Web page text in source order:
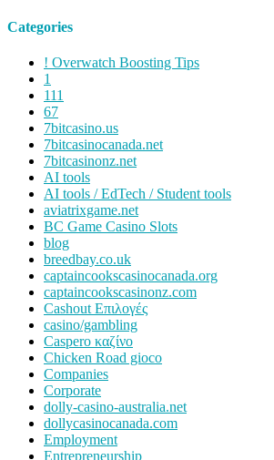
Categories
! Overwatch Boosting Tips
1
111
67
7bitcasino.us
7bitcasinocanada.net
7bitcasinonz.net
AI tools
AI tools / EdTech / Student tools
aviatrixgame.net
BC Game Casino Slots
blog
breedbay.co.uk
captaincookscasinocanada.org
captaincookscasinonz.com
Cashout Επιλογές
casino/gambling
Caspero καζίνο
Chicken Road gioco
Companies
Corporate
dolly-casino-australia.net
dollycasinocanada.com
Employment
Entrepreneurship